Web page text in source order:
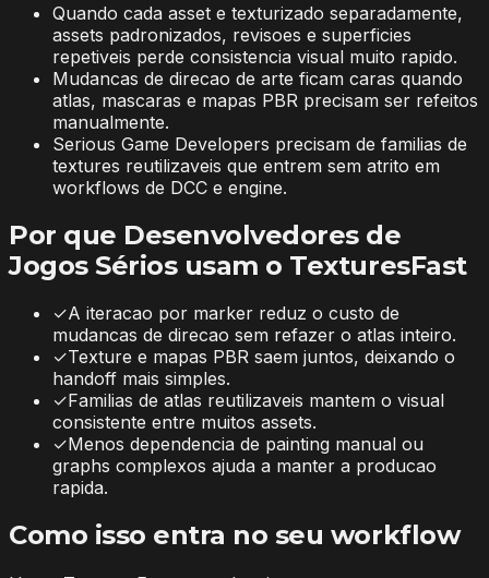
Quando cada asset e texturizado separadamente,
assets padronizados, revisoes e superficies
repetiveis perde consistencia visual muito rapido.
Mudancas de direcao de arte ficam caras quando
atlas, mascaras e mapas PBR precisam ser refeitos
manualmente.
Serious Game Developers precisam de familias de
textures reutilizaveis que entrem sem atrito em
workflows de DCC e engine.
Por que Desenvolvedores de
Jogos Sérios usam o TexturesFast
✓A iteracao por marker reduz o custo de
mudancas de direcao sem refazer o atlas inteiro.
✓Texture e mapas PBR saem juntos, deixando o
handoff mais simples.
✓Familias de atlas reutilizaveis mantem o visual
consistente entre muitos assets.
✓Menos dependencia de painting manual ou
graphs complexos ajuda a manter a producao
rapida.
Como isso entra no seu workflow